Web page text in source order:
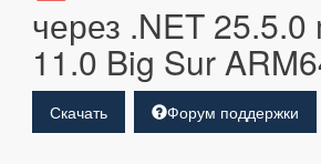
через .NET 25.5.0
11.0 Big Sur
Скачать Форум поддержки